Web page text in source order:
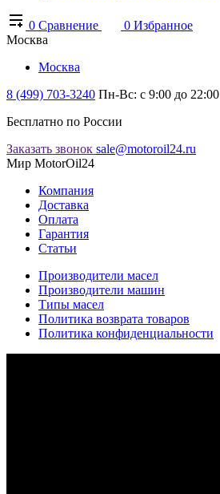
0 Сравнение 0 Избранное
Москва
Москва
8 (499) 703-3240 Пн-Вс: с 9:00 до 22:00
Бесплатно по России
Заказать звонок sale@motoroil24.ru
Мир MotorOil24
Компания
Доставка
Оплата
Гарантия
Статьи
Производители масел
Производители машин
Типы масел
Политика возврата товаров
Политика конфиденциальности